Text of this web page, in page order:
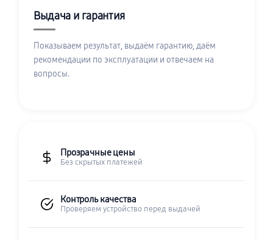
Выдача и гарантия
Показываем результат, выдаём гарантию, даём
рекомендации по эксплуатации и отвечаем на
вопросы.
Прозрачные цены
Без скрытых платежей
Контроль качества
Проверяем устройство перед выдачей